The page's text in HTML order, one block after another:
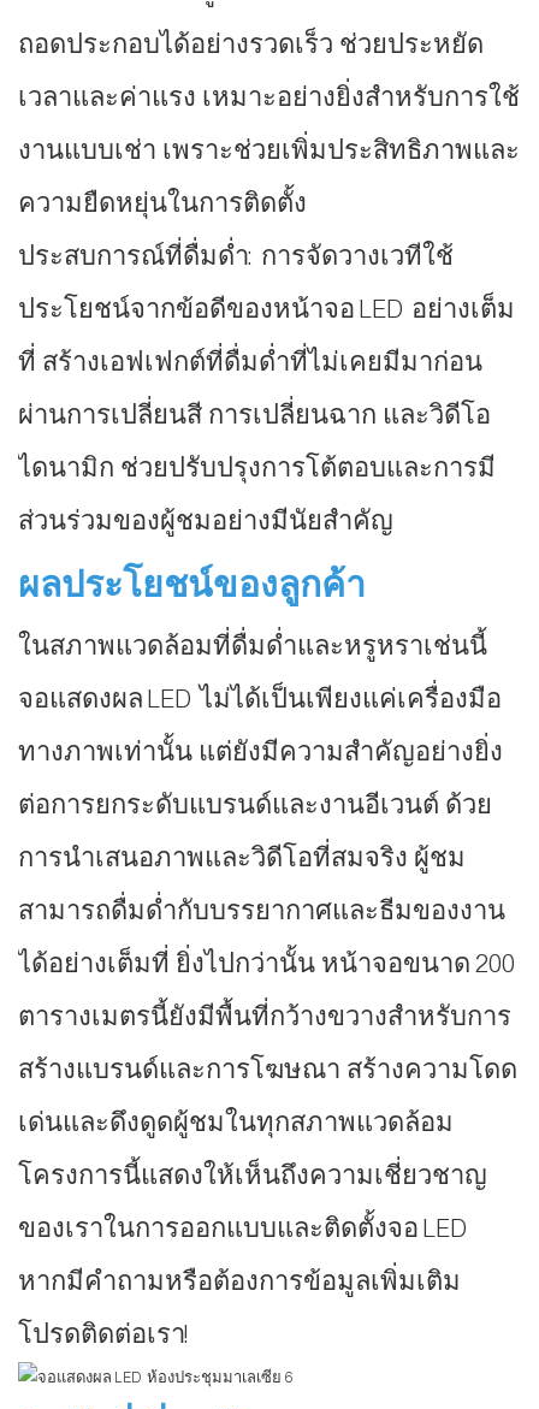
ถอดประกอบได้อย่างรวดเร็ว ช่วยประหยัด
เวลาและค่าแรง เหมาะอย่างยิ่งสำหรับการใช้
งานแบบเช่า เพราะช่วยเพิ่มประสิทธิภาพและ
ความยืดหยุ่นในการติดตั้ง
ประสบการณ์ที่ดื่มด่ำ: การจัดวางเวทีใช้
ประโยชน์จากข้อดีของหน้าจอ LED อย่างเต็ม
ที่ สร้างเอฟเฟกต์ที่ดื่มด่ำที่ไม่เคยมีมาก่อน
ผ่านการเปลี่ยนสี การเปลี่ยนฉาก และวิดีโอ
ไดนามิก ช่วยปรับปรุงการโต้ตอบและการมี
ส่วนร่วมของผู้ชมอย่างมีนัยสำคัญ
ผลประโยชน์ของลูกค้า
ในสภาพแวดล้อมที่ดื่มด่ำและหรูหราเช่นนี้
จอแสดงผล LED ไม่ได้เป็นเพียงแค่เครื่องมือ
ทางภาพเท่านั้น แต่ยังมีความสำคัญอย่างยิ่ง
ต่อการยกระดับแบรนด์และงานอีเวนต์ ด้วย
การนำเสนอภาพและวิดีโอที่สมจริง ผู้ชม
สามารถดื่มด่ำกับบรรยากาศและธีมของงาน
ได้อย่างเต็มที่ ยิ่งไปกว่านั้น หน้าจอขนาด 200
ตารางเมตรนี้ยังมีพื้นที่กว้างขวางสำหรับการ
สร้างแบรนด์และการโฆษณา สร้างความโดด
เด่นและดึงดูดผู้ชมในทุกสภาพแวดล้อม
โครงการนี้แสดงให้เห็นถึงความเชี่ยวชาญ
ของเราในการออกแบบและติดตั้งจอ LED
หากมีคำถามหรือต้องการข้อมูลเพิ่มเติม
โปรดติดต่อเรา!